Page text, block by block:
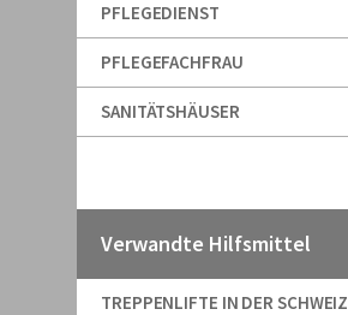
PFLEGEDIENST
PFLEGEFACHFRAU
SANITÄTSHÄUSER
Verwandte Hilfsmittel
TREPPENLIFTE IN DER SCHWEIZ